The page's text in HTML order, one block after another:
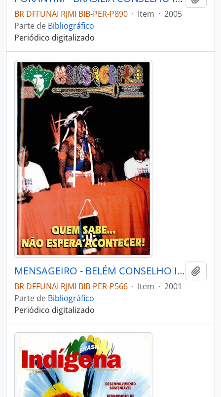
BR DFFUNAI RJMI BIB-PER-P890 · Item · 2005
Parte de Bibliográfico
Periódico digitalizado
MENSAGEIRO - BELÉM CONSELHO INDIGENISTA MISSIONÁRIO - 2001 - Nº129
BR DFFUNAI RJMI BIB-PER-P566 · Item · 2001
Parte de Bibliográfico
Periódico digitalizado